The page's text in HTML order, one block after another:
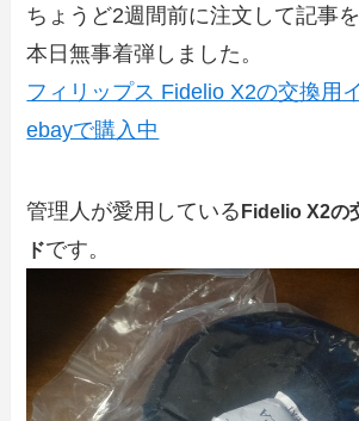
ちょうど2週間前に注文して記事
本日無事着弾しました。
フィリップス Fidelio X2の交換用
ebayで購入中
管理人が愛用している Fidelio X2の
ドです。